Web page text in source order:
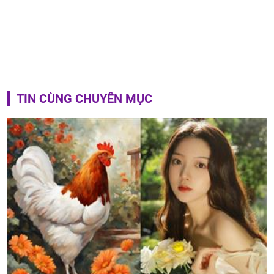
TIN CÙNG CHUYÊN MỤC